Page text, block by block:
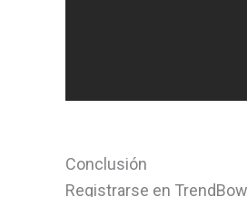
Conclusión
Registrarse en